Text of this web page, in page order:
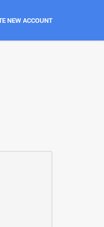
NEW ACCOUNT